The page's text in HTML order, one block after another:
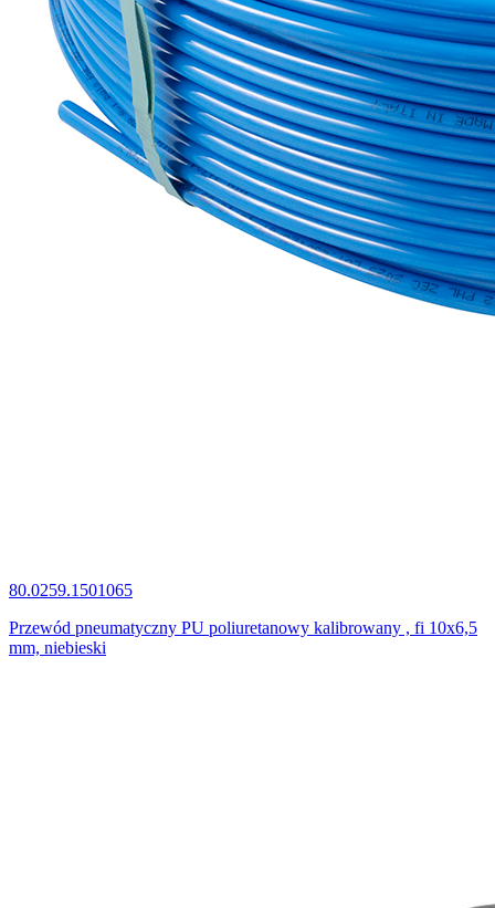
80.0259.1501065
Przewód pneumatyczny PU poliuretanowy kalibrowany , fi 10x6,5
mm, niebieski